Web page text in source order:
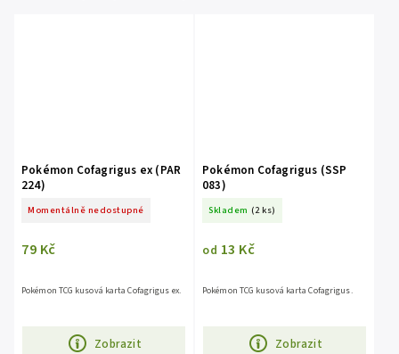
Pokémon Cofagrigus ex (PAR
224)
Momentálně nedostupné
79 Kč
Zobrazit
Pokémon TCG kusová karta Cofagrigus ex.
Pokémon Cofagrigus (SSP
083)
Skladem (2 ks)
od 13 Kč
Zobrazit
Pokémon TCG kusová karta Cofagrigus.